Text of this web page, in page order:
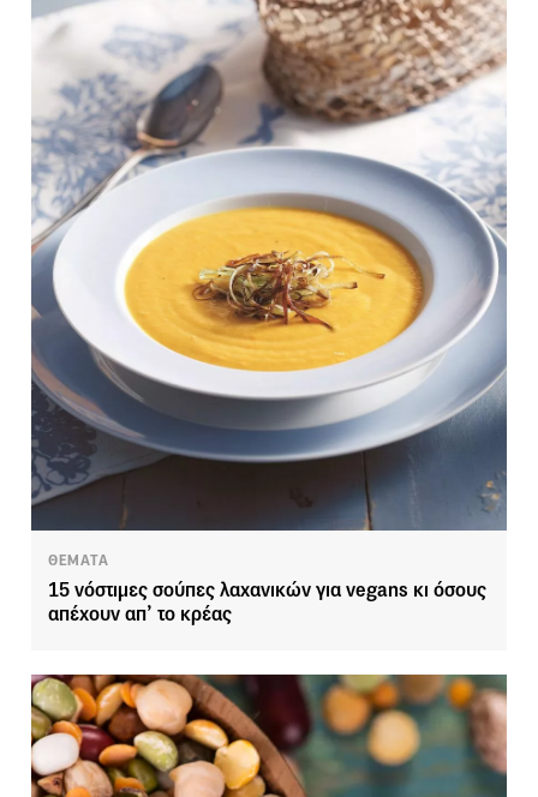
ΘΕΜΑΤΑ
15 νόστιμες σούπες λαχανικών για vegans κι όσους
απέχουν απ’ το κρέας